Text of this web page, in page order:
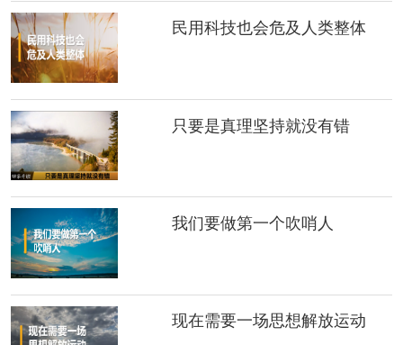
民用科技也会危及人类整体
只要是真理坚持就没有错
我们要做第一个吹哨人
现在需要一场思想解放运动